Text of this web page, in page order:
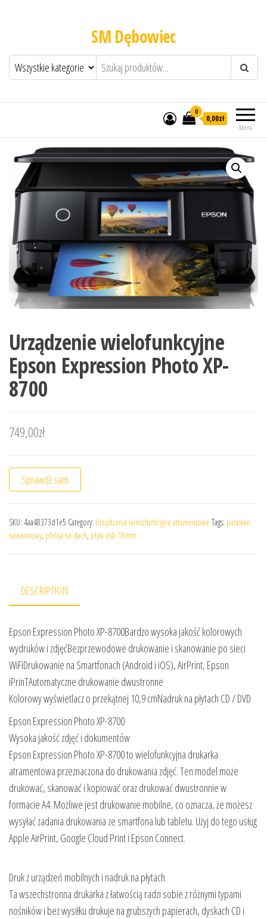
SM Dębowiec
Menu
0
0,00zł
Urządzenie wielofunkcyjne
Epson Expression Photo XP-
8700
749,00zł
Sprawdź sam
SKU: 4aa48373d1e5 Category: Urządzenia wielofunkcyjne atramentowe Tags: parawan
nawannowy, pleksa na dach, płyta osb 18mm
DESCRIPTION
Epson Expression Photo XP-8700Bardzo wysoka jakość kolorowych
wydruków i zdjęćBezprzewodowe drukowanie i skanowanie po sieci
WiFiDrukowanie na Smartfonach (Android i iOS), AirPrint, Epson
iPrinTAutomatyczne drukowanie dwustronne
Kolorowy wyświetlacz o przekątnej 10,9 cmNadruk na płytach CD / DVD
Epson Expression Photo XP-8700
Wysoka jakość zdjęć i dokumentów
Epson Expression Photo XP-8700 to wielofunkcyjna drukarka
atramentowa przeznaczona do drukowania zdjęć. Ten model może
drukować, skanować i kopiować oraz drukować dwustronnie w
formacie A4. Możliwe jest drukowanie mobilne, co oznacza, że możesz
wysyłać zadania drukowania ze smartfona lub tabletu. Użyj do tego usług
Apple AirPrint, Google Cloud Print i Epson Connect.
Druk z urządzeń mobilnych i nadruk na płytach
Ta wszechstronna drukarka z łatwością radzi sobie z różnymi typami
nośników i bez wysiłku drukuje na grubszych papierach, dyskach CD i